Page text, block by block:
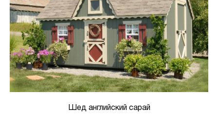
Шед английский сарай